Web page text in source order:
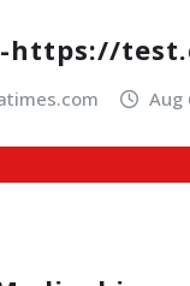
https://
Aug